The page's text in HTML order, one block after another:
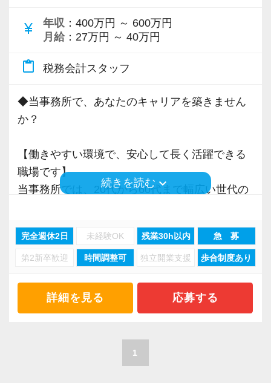
【採用基準は “スタンス ＞ 能力” 】
プロフェッショナルとしての気概があり、ファ
ーストクラスのコンサルティングサービスを提
それが、私たちが追い求める組織像です。
これを実現するには、組織として適切な成長の
境を活用して自分自身で主体的に経験を積もう
とする認識を持っていることが必要です。
既に手にしたスキル・資格や経歴そのものでは
つことこそが重要だと考えています。
そこで私たちは、採用選考においてもこれまで
の約束＝バリューである『成長のための7UP』
に基づく人物重視・スタンス重視の新しい採用
「●●さんにだけ教えるけど…」
といったシチュエーションもしばしば。
こうしたやりとりをしながら、お客様と信頼関
でしょうか。それはお客様も同じです。
だからこそ、当法人では「お会いして話すこ
いています。
【目指すのは、100年続く日本一ホワイトな環
税理士法人は株式会社のように上場して組織を
守っていくことはできません。
だからこそ、存続していくには拠点やスタッフ
一人ひとりの誠実さや創意工夫が大切です。
客様にも認められる。
この好循環を繰り返していくことで、100年続く
currency_yen 年収 ：400万円 ～ 600万円
月給 ：27万円 ～ 40万円
content_paste 税務会計スタッフ
◆当事務所で、あなたのキャリアを築きません
か？
【働きやすい環境で、安心して長く活躍できる
職場です】
当事務所では、20代から60代まで幅広い世代の
しさとは無縁の雰囲気です。
また、業務効率化のためAIツールを積極的に導
入し、生産性の向上に努めています。
ど、スタッフ一人ひとりが集中できる環境を整
えているため、業務に専念できます。
【幅広い経験で、専門家としてのキャリアアッ
続きを読む keyboard_arrow_down
完全週休2日 未経験OK 残業30h以内 急 募
第2新卒歓迎 時間調整可 独立開業支援 歩合制度あり
詳細を見る 応募する
1